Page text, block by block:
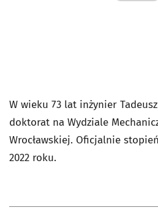
W wieku 73 lat inżynier
doktorat na Wydziale
Wrocławskiej. Oficjalnie
2022 roku.